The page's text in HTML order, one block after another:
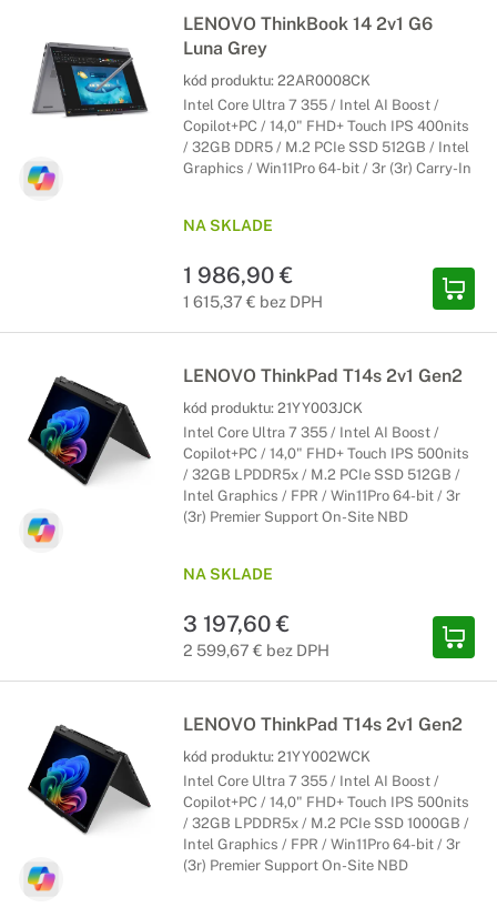
LENOVO ThinkBook 14 2v1 G6
Luna Grey
kód produktu: 22AR0008CK
Intel Core Ultra 7 355 / Intel AI Boost /
Copilot+PC / 14,0" FHD+ Touch IPS 400nits
/ 32GB DDR5 / M.2 PCIe SSD 512GB / Intel
Graphics / Win11Pro 64-bit / 3r (3r) Carry-In
NA SKLADE
1 986,90 €
1 615,37 € bez DPH
LENOVO ThinkPad T14s 2v1 Gen2
kód produktu: 21YY003JCK
Intel Core Ultra 7 355 / Intel AI Boost /
Copilot+PC / 14,0" FHD+ Touch IPS 500nits
/ 32GB LPDDR5x / M.2 PCIe SSD 512GB /
Intel Graphics / FPR / Win11Pro 64-bit / 3r
(3r) Premier Support On-Site NBD
NA SKLADE
3 197,60 €
2 599,67 € bez DPH
LENOVO ThinkPad T14s 2v1 Gen2
kód produktu: 21YY002WCK
Intel Core Ultra 7 355 / Intel AI Boost /
Copilot+PC / 14,0" FHD+ Touch IPS 500nits
/ 32GB LPDDR5x / M.2 PCIe SSD 1000GB /
Intel Graphics / FPR / Win11Pro 64-bit / 3r
(3r) Premier Support On-Site NBD